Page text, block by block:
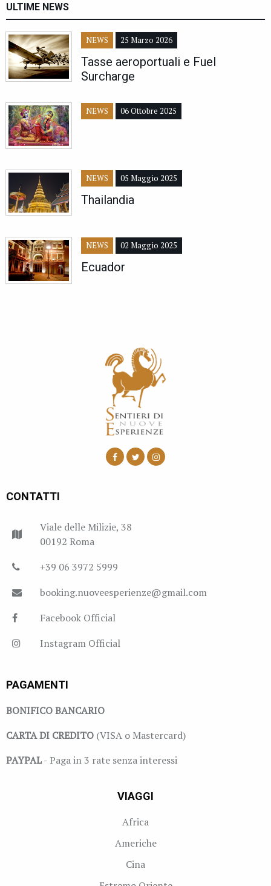
ULTIME NEWS
NEWS 25 Marzo 2026
Tasse aeroportuali e Fuel
Surcharge
NEWS 06 Ottobre 2025
NEWS 05 Maggio 2025
Thailandia
NEWS 02 Maggio 2025
Ecuador
CONTATTI
Viale delle Milizie, 38
00192 Roma
+39 06 3972 5999
booking.nuoveesperienze@gmail.com
Facebook Official
Instagram Official
PAGAMENTI
BONIFICO BANCARIO
CARTA DI CREDITO (VISA o Mastercard)
PAYPAL- Paga in 3 rate senza interessi
VIAGGI
Africa
Americhe
Cina